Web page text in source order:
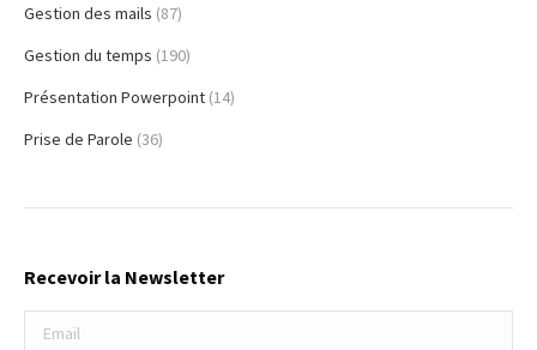
Gestion des mails (87)
Gestion du temps (190)
Présentation Powerpoint (14)
Prise de Parole (36)
Recevoir la Newsletter